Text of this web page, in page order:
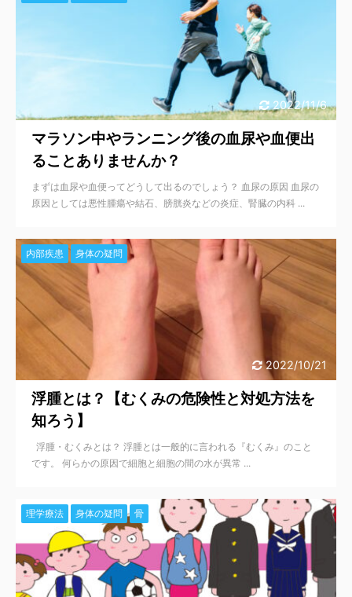
2022/11/6
マラソン中やランニング後の血尿や血便出
ることありませんか？
まずは血尿や血便ってどうして出るのでしょう？ 血尿の原因 血尿の
原因としては悪性腫瘍や結石、膀胱炎などの炎症、腎臓の内科 ...
2022/10/21
内部疾患 身体の疑問
浮腫とは？【むくみの危険性と対処方法を
知ろう】
浮腫・むくみとは？ 浮腫とは一般的に言われる『むくみ』のこと
です。 何らかの原因で細胞と細胞の間の水が異常 ...
理学療法 身体の疑問 骨